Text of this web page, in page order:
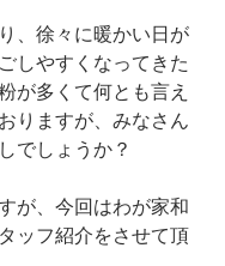
、徐々に暖かい日が
しやすくなってきた
が多くて何とも言え
りますが、みなさん
でしょうか？
が、今回はわが家和
ッフ紹介をさせて頂